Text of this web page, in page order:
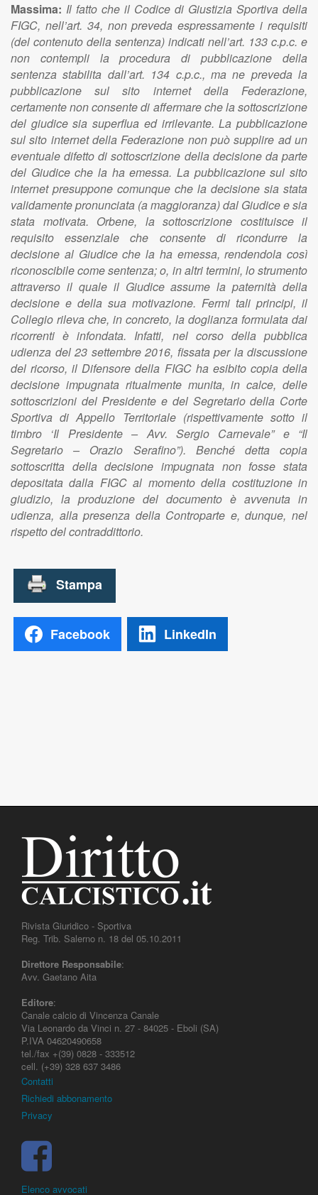
Massima: Il fatto che il Codice di Giustizia Sportiva della
FIGC, nell’art. 34, non preveda espressamente i requisiti
(del contenuto della sentenza) indicati nell’art. 133 c.p.c. e
non contempli la procedura di pubblicazione della
sentenza stabilita dall’art. 134 c.p.c., ma ne preveda la
pubblicazione sul sito internet della Federazione,
certamente non consente di affermare che la sottoscrizione
del giudice sia superflua ed irrilevante. La pubblicazione
sul sito internet della Federazione non può supplire ad un
eventuale difetto di sottoscrizione della decisione da parte
del Giudice che la ha emessa. La pubblicazione sul sito
internet presuppone comunque che la decisione sia stata
validamente pronunciata (a maggioranza) dal Giudice e sia
stata motivata. Orbene, la sottoscrizione costituisce il
requisito essenziale che consente di ricondurre la
decisione al Giudice che la ha emessa, rendendola così
riconoscibile come sentenza; o, in altri termini, lo strumento
attraverso il quale il Giudice assume la paternità della
decisione e della sua motivazione. Fermi tali principi, il
Collegio rileva che, in concreto, la doglianza formulata dai
ricorrenti è infondata. Infatti, nel corso della pubblica
udienza del 23 settembre 2016, fissata per la discussione
del ricorso, il Difensore della FIGC ha esibito copia della
decisione impugnata ritualmente munita, in calce, delle
sottoscrizioni del Presidente e del Segretario della Corte
Sportiva di Appello Territoriale (rispettivamente sotto il
timbro ‘Il Presidente – Avv. Sergio Carnevale” e “Il
Segretario – Orazio Serafino”). Benché detta copia
sottoscritta della decisione impugnata non fosse stata
depositata dalla FIGC al momento della costituzione in
giudizio, la produzione del documento è avvenuta in
udienza, alla presenza della Controparte e, dunque, nel
rispetto del contraddittorio.
Facebook LinkedIn
Rivista Giuridico - Sportiva
Reg. Trib. Salerno n. 18 del 05.10.2011
Direttore Responsabile:
Avv. Gaetano Aita
Editore:
Canale calcio di Vincenza Canale
Via Leonardo da Vinci n. 27 - 84025 - Eboli (SA)
P.IVA 04620490658
tel./fax +(39) 0828 - 333512
cell. (+39) 328 637 3486
Contatti
Richiedi abbonamento
Privacy
Elenco avvocati